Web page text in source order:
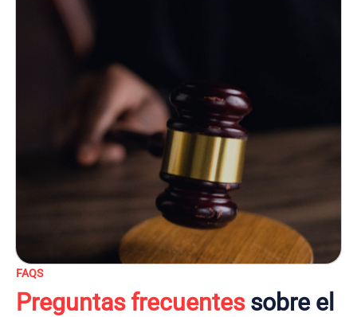
FAQS
Preguntas frecuentessobre el